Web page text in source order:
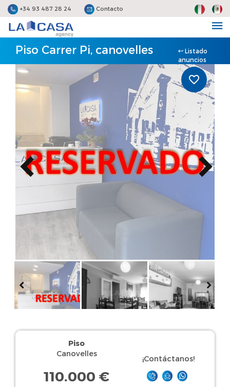
+34 93 487 28 24 Contacto
Piso Carrer Pi, canovelles
Listado
anuncios
Piso
Canovelles
110.000 €
¡Contáctanos!